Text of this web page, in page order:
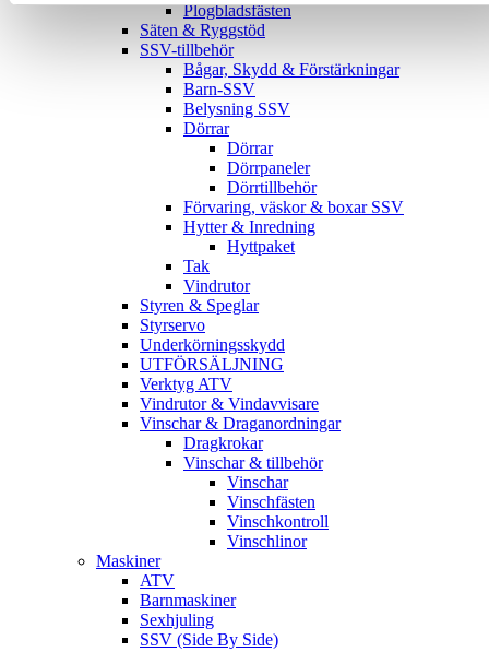
Plogbladsfästen
Säten & Ryggstöd
SSV-tillbehör
Bågar, Skydd & Förstärkningar
Barn-SSV
Belysning SSV
Dörrar
Dörrar
Dörrpaneler
Dörrtillbehör
Förvaring, väskor & boxar SSV
Hytter & Inredning
Hyttpaket
Tak
Vindrutor
Styren & Speglar
Styrservo
Underkörningsskydd
UTFÖRSÄLJNING
Verktyg ATV
Vindrutor & Vindavvisare
Vinschar & Draganordningar
Dragkrokar
Vinschar & tillbehör
Vinschar
Vinschfästen
Vinschkontroll
Vinschlinor
Maskiner
ATV
Barnmaskiner
Sexhjuling
SSV (Side By Side)